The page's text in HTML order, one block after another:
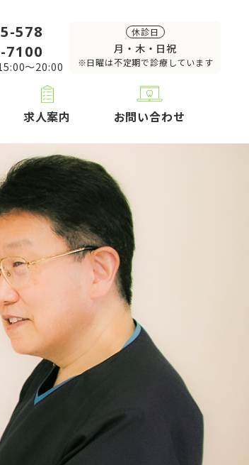
578
7100
～20:00
休診日
月・木・日祝
※日曜は不定期で診療しています
求人案内 お問い合わせ